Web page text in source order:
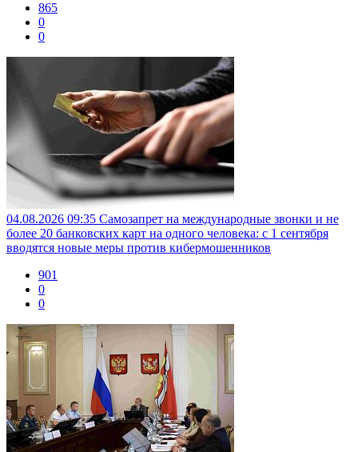
865
0
0
04.08.2026 09:35 Самозапрет на международные звонки и не
более 20 банковских карт на одного человека: с 1 сентября
вводятся новые меры против кибермошенников
901
0
0